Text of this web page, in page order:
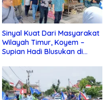
Sinyal Kuat Dari Masyarakat
Wilayah Timur, Koyem –
Supian Hadi Blusukan di